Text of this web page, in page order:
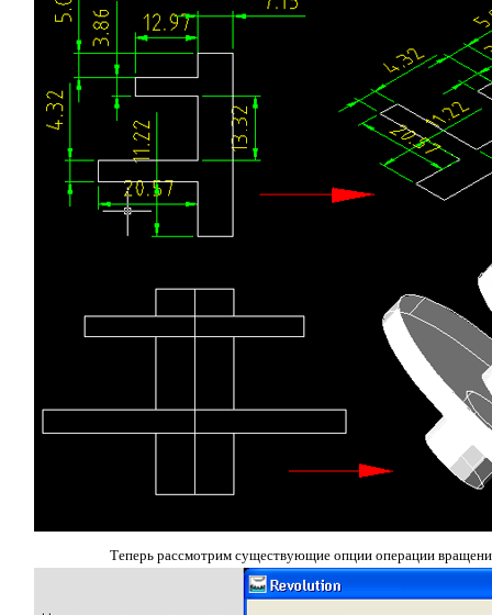
Теперь рассмотрим существующие опции операции